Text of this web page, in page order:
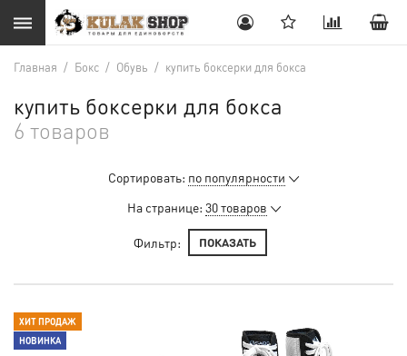
Главная / Бокс / Обувь / купить боксерки для бокса
купить боксерки для бокса
6 товаров
Сортировать: по популярности
На странице: 30 товаров
Фильтр: ПОКАЗАТЬ
ХИТ ПРОДАЖ
НОВИНКА